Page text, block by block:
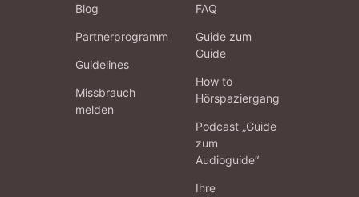
Blog
Partnerprogramm
Guidelines
Missbrauch
melden
FAQ
Guide zum
Guide
How to
Hörspaziergang
Podcast „Guide
zum
Audioguide“
Ihre